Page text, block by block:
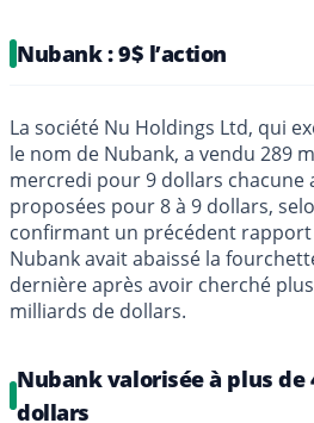
Nubank : 9$ l’action
La société Nu Holdings Ltd, qui
le nom de Nubank, a vendu 289
mercredi pour 9 dollars chacune
proposées pour 8 à 9 dollars,
confirmant un précédent rapport
Nubank avait abaissé la
dernière après avoir cherché
milliards de dollars.
Nubank valorisée à plus
dollars